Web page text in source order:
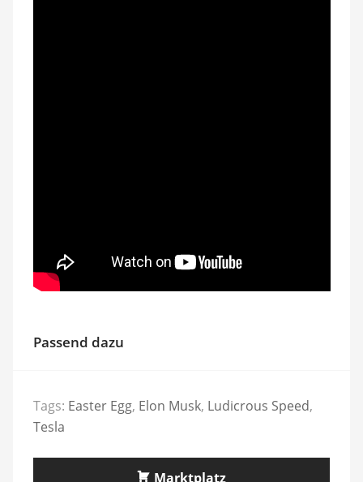
Passend dazu
Tags: Easter Egg, Elon Musk, Ludicrous Speed,
Tesla
Marktplatz